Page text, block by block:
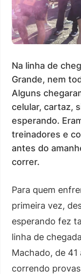
Na linha de
Grande, nem
Alguns
celular, cartaz,
esperando.
treinadores e
antes do
correr.
Para quem
primeira vez,
esperando fez
linha de
Machado, de 41
correndo